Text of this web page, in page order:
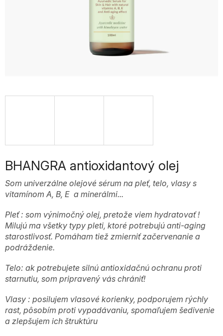
BHANGRA antioxidantový olej
Som univerzálne olejové sérum na pleť, telo, vlasy s
vitamínom A, B, E a minerálmi...
Pleť : som výnimočný olej, pretože viem hydratovať !
Milujú ma všetky typy pleti, ktoré potrebujú anti-aging
starostlivosť. Pomáham tiež zmierniť začervenanie a
podráždenie.
Telo: ak potrebujete silnú antioxidačnú ochranu proti
starnutiu, som pripravený vás chrániť!
Vlasy : posilujem vlasové korienky, podporujem rýchly
rast, pôsobím proti vypadávaniu, spomaľujem šedivenie
a zlepšujem ich štruktúru